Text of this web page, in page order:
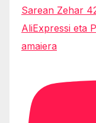
Sarean Zehar
AliExpressi eta
amaiera